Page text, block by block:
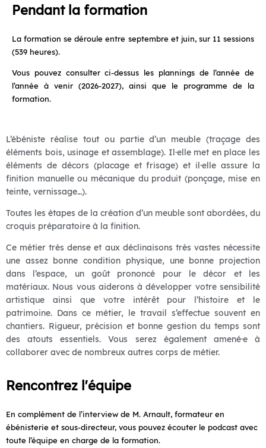
Pendant la formation
La formation se déroule entre septembre et juin, sur 11 sessions
(539 heures).
Vous pouvez consulter ci-dessus les plannings de l’année de
l’année à venir (2026-2027), ainsi que le programme de la
formation.
L’ébéniste réalise tout ou partie d’un meuble (traçage des
éléments bois, usinage et assemblage). Il·elle met en place les
éléments de décors (placage et frisage) et il·elle assure la
finition manuelle ou mécanique du produit (ponçage, mise en
teinte, vernissage…).
Toutes les étapes de la création d’un meuble sont abordées, du
croquis préparatoire à la finition.
Ce métier très dense et aux déclinaisons très vastes nécessite
une assez bonne condition physique, une bonne projection
dans l’espace, un goût prononcé pour le décor et les
matériaux. Nous vous aiderons à développer votre sensibilité
artistique ainsi que votre intérêt pour l’histoire et le
patrimoine. Dans ce métier, le travail s’effectue souvent en
chantiers. Rigueur, précision et bonne gestion du temps sont
des atouts essentiels. Vous serez également amené·e à
collaborer avec de nombreux autres corps de métier.
Rencontrez l'équipe
En complément de l’interview de M. Arnault, formateur en
ébénisterie et sous-directeur, vous pouvez écouter le podcast avec
toute l’équipe en charge de la formation.